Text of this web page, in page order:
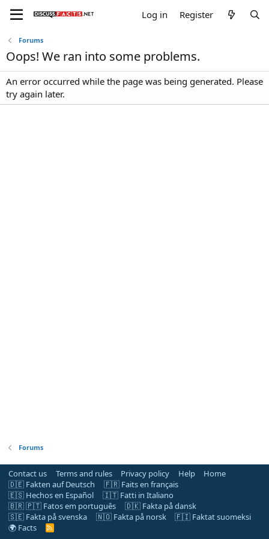
Log in Register
Forums
Oops! We ran into some problems.
An error occurred while the page was being generated. Please
try again later.
Forums
Contact us Terms and rules Privacy policy Help
Home
🇩🇪 Fakten auf Deutsch
🇫🇷 Faits en français
🇪🇸 Hechos en Español
🇮🇹 Fatti in Italiano
🇧🇷 🇵🇹 Fatos em português
🇩🇰 Fakta på dansk
🇸🇪 Fakta på svenska
🇳🇴 Fakta på norsk
🇫🇮 Faktat suomeksi
🌍 Facts
R